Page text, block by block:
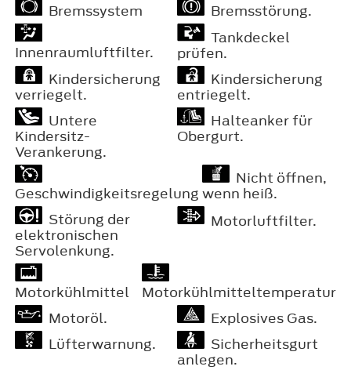
Bremssystem
Bremsstörung.
Innenraumluftfilter.
Tankdeckel
prüfen.
Kindersicherung
verriegelt.
Kindersicherung
entriegelt.
Untere
Kindersitz-
Verankerung.
Halteanker für
Obergurt.
Geschwindigkeitsregelung
Nicht öffnen,
wenn heiß.
Störung der
elektronischen
Servolenkung.
Motorluftfilter.
Motorkühlmittel
Motorkühlmitteltemperatur
Motoröl.
Explosives Gas.
Lüfterwarnung.
Sicherheitsgurt
anlegen.